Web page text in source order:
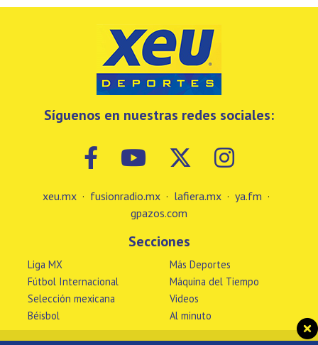
Síguenos en nuestras redes sociales:
xeu.mx · fusionradio.mx · lafiera.mx · ya.fm ·
gpazos.com
Secciones
Liga MX
Fútbol Internacional
Selección mexicana
Béisbol
Más Deportes
Máquina del Tiempo
Videos
Al minuto